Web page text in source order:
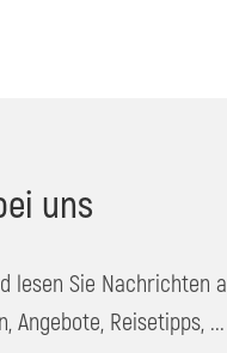
uns
lesen Sie Nachrichten
Angebote, Reisetipps, ...